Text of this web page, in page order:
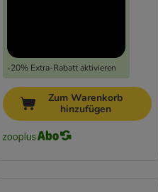
-20% Extra-Rabatt aktivieren
Zum Warenkorb
hinzufügen